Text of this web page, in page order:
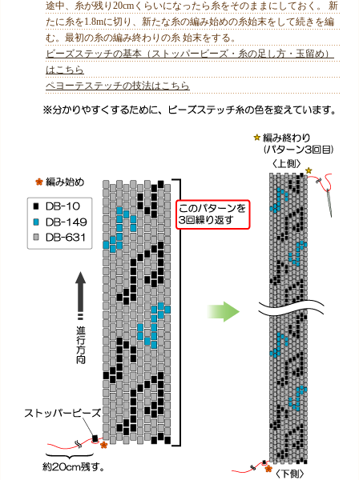
途中、糸が残り20cmくらいになったら糸をそのままにしておく。 新
たに糸を1.8mに切り、新たな糸の編み始めの糸始末をして続きを編
む。最初の糸の編み終わりの糸 始末をする。
ビーズステッチの基本（ストッパービーズ・糸の足し方・玉留め）
はこちら
ペヨーテステッチの技法はこちら